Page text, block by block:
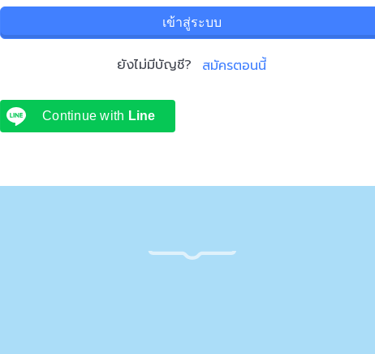
เข้าสู่ระบบ
ยังไม่มีบัญชี? สมัครตอนนี้
Continue with Line